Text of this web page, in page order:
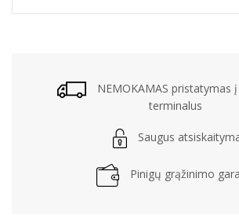
NEMOKAMAS pristatymas į
terminalus
Saugus
Pinigų grąžinimo